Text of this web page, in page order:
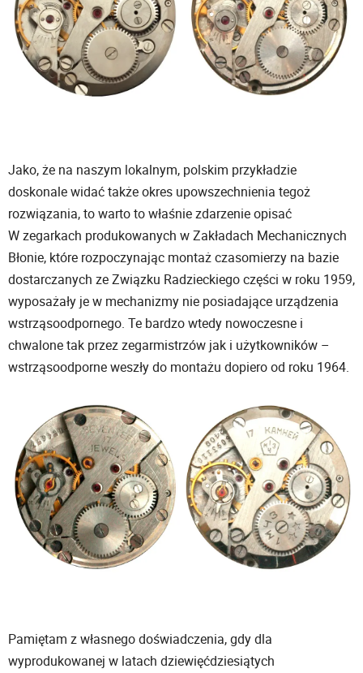
Jako, że na naszym lokalnym, polskim przykładzie
doskonale widać także okres upowszechnienia tegoż
rozwiązania, to warto to właśnie zdarzenie opisać
W zegarkach produkowanych w Zakładach Mechanicznych
Błonie, które rozpoczynając montaż czasomierzy na bazie
dostarczanych ze Związku Radzieckiego części w roku 1959,
wyposażały je w mechanizmy nie posiadające urządzenia
wstrząsoodpornego. Te bardzo wtedy nowoczesne i
chwalone tak przez zegarmistrzów jak i użytkowników –
wstrząsoodporne weszły do montażu dopiero od roku 1964.
Pamiętam z własnego doświadczenia, gdy dla
wyprodukowanej w latach dziewięćdziesiątych